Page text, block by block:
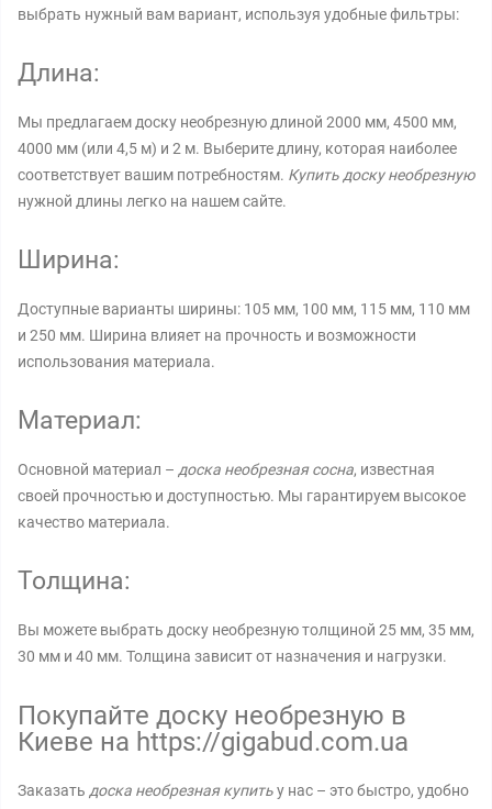
выбрать нужный вам вариант, используя удобные фильтры:
Длина:
Мы предлагаем доску необрезную длиной 2000 мм, 4500 мм,
4000 мм (или 4,5 м) и 2 м. Выберите длину, которая наиболее
соответствует вашим потребностям. Купить доску необрезную
нужной длины легко на нашем сайте.
Ширина:
Доступные варианты ширины: 105 мм, 100 мм, 115 мм, 110 мм
и 250 мм. Ширина влияет на прочность и возможности
использования материала.
Материал:
Основной материал – доска необрезная сосна, известная
своей прочностью и доступностью. Мы гарантируем высокое
качество материала.
Толщина:
Вы можете выбрать доску необрезную толщиной 25 мм, 35 мм,
30 мм и 40 мм. Толщина зависит от назначения и нагрузки.
Покупайте доску необрезную в
Киеве на https://gigabud.com.ua
Заказать доска необрезная купитьу нас – это быстро, удобно